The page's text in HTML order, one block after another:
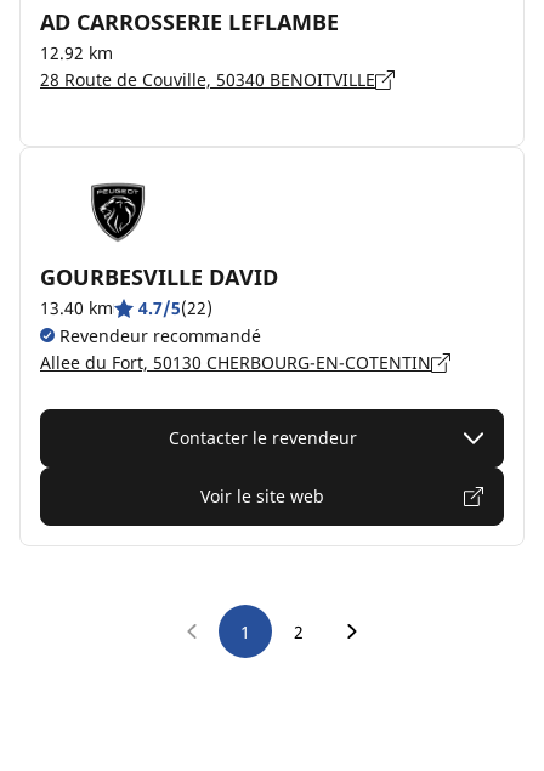
AD CARROSSERIE LEFLAMBE
12.92 km
28 Route de Couville, 50340 BENOITVILLE
GOURBESVILLE DAVID
13.40 km 4.7/5(22)
Revendeur recommandé
Allee du Fort, 50130 CHERBOURG-EN-COTENTIN
Contacter le revendeur
Voir le site web
1 2